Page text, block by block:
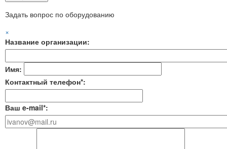
Задать вопрос по оборудованию
×
Название организации:
Имя:
Контактный телефон*:
Ваш e-mail*: